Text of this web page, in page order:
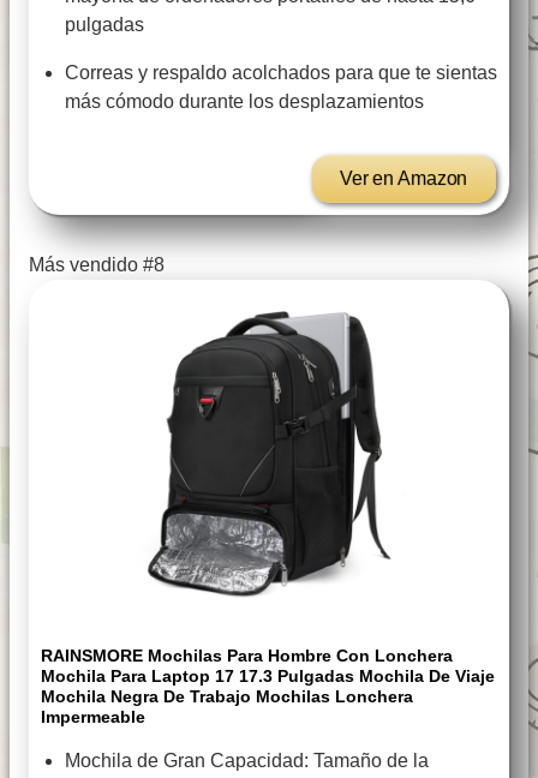
pulgadas
Correas y respaldo acolchados para que te sientas
más cómodo durante los desplazamientos
Ver en Amazon
Más vendido #8
RAINSMORE Mochilas Para Hombre Con Lonchera
Mochila Para Laptop 17 17.3 Pulgadas Mochila De Viaje
Mochila Negra De Trabajo Mochilas Lonchera
Impermeable
Mochila de Gran Capacidad: Tamaño de la